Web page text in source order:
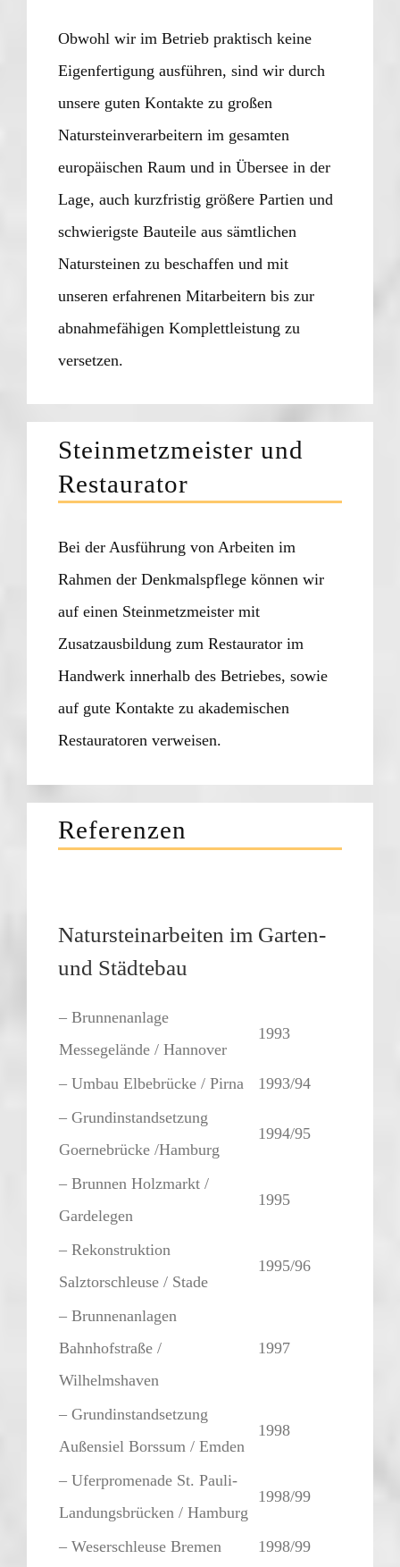
Obwohl wir im Betrieb praktisch keine
Eigenfertigung ausführen, sind wir durch
unsere guten Kontakte zu großen
Natursteinverarbeitern im gesamten
europäischen Raum und in Übersee in der
Lage, auch kurzfristig größere Partien und
schwierigste Bauteile aus sämtlichen
Natursteinen zu beschaffen und mit
unseren erfahrenen Mitarbeitern bis zur
abnahmefähigen Komplettleistung zu
versetzen.
Steinmetzmeister und
Restaurator
Bei der Ausführung von Arbeiten im
Rahmen der Denkmalspflege können wir
auf einen Steinmetzmeister mit
Zusatzausbildung zum Restaurator im
Handwerk innerhalb des Betriebes, sowie
auf gute Kontakte zu akademischen
Restauratoren verweisen.
Referenzen
Natursteinarbeiten im Garten-
und Städtebau
– Brunnenanlage
Messegelände / Hannover
1993
– Umbau Elbebrücke / Pirna
1993/94
– Grundinstandsetzung
Goernebrücke /Hamburg
1994/95
– Brunnen Holzmarkt /
Gardelegen
1995
– Rekonstruktion
Salztorschleuse / Stade
1995/96
– Brunnenanlagen
Bahnhofstraße /
Wilhelmshaven
1997
– Grundinstandsetzung
Außensiel Borssum / Emden
1998
– Uferpromenade St. Pauli-
Landungsbrücken / Hamburg
1998/99
– Weserschleuse Bremen
1998/99